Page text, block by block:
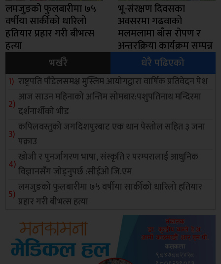
लमजुङको फुलबारीमा ७५
वर्षीया सार्कीको धारिलो
हतियार प्रहार गरी बीभत्स
हत्या
भू-संरक्षण दिवसका
अवसरमा गढवाको
मलमलामा बाँस रोपण र
अन्तरक्रिया कार्यक्रम सम्पन्न
भर्खरै
धेरै पढिएको
राष्ट्रपति पौडेलसमक्ष मुस्लिम आयोगद्वारा वार्षिक प्रतिवेदन पेश
आज साउन महिनाको अन्तिम सोमबार:पशुपतिनाथ मन्दिरमा
दर्शनार्थीको भीड
कपिलवस्तुको जगदिशपुरबाट एक थान पेस्तोल सहित ३ जना
पक्राउ
खोजी र पुनर्जागरण भाषा, संस्कृति र परम्परालाई आधुनिक
विज्ञानसँग जोड्नुपर्छ :सीईओ जि.एम
लमजुङको फुलबारीमा ७५ वर्षीया सार्कीको धारिलो हतियार
प्रहार गरी बीभत्स हत्या